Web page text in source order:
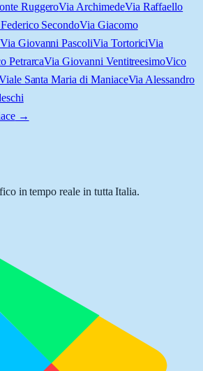
RuggeroVia ArchimedeVia Raffaello
SecondoVia Giacomo
Via Giovanni PascoliVia TortoriciVia
PetrarcaVia Giovanni VentitreesimoVico
Santa Maria di ManiaceVia Alessandro
→
in tempo reale in tutta Italia.